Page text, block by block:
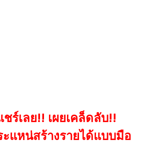
ร์เลย!! เผยเคล็ดลับ!!
แหน่สร้างรายได้แบบมือ